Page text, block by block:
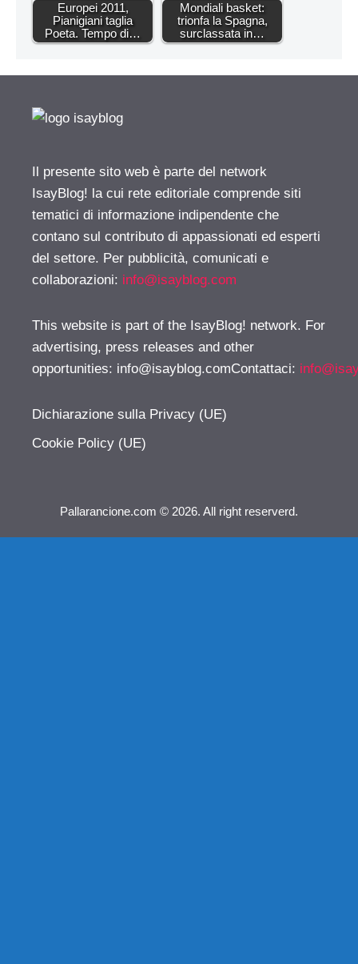
Europei 2011,
Pianigiani taglia
Poeta. Tempo di…
Mondiali basket:
trionfa la Spagna,
surclassata in…
Il presente sito web è parte del network
IsayBlog! la cui rete editoriale comprende siti
tematici di informazione indipendente che
contano sul contributo di appassionati ed esperti
del settore. Per pubblicità, comunicati e
collaborazioni: info@isayblog.com
This website is part of the IsayBlog! network. For
advertising, press releases and other
opportunities: info@isayblog.comContattaci:
Dichiarazione sulla Privacy (UE)
Cookie Policy (UE)
Pallarancione.com © 2026. All right reserverd.